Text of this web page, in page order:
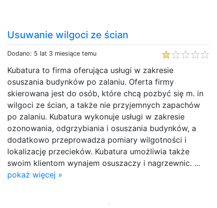
Usuwanie wilgoci ze ścian
Dodano: 5 lat 3 miesiące temu
Kubatura to firma oferująca usługi w zakresie
osuszania budynków po zalaniu. Oferta firmy
skierowana jest do osób, które chcą pozbyć się m. in
wilgoci ze ścian, a także nie przyjemnych zapachów
po zalaniu. Kubatura wykonuje usługi w zakresie
ozonowania, odgrzybiania i osuszania budynków, a
dodatkowo przeprowadza pomiary wilgotności i
lokalizację przecieków. Kubatura umożliwia także
swoim klientom wynajem osuszaczy i nagrzewnic. ...
pokaż więcej »